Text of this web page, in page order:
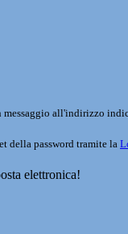
messaggio all'indirizzo
della password tramite la
elettronica!